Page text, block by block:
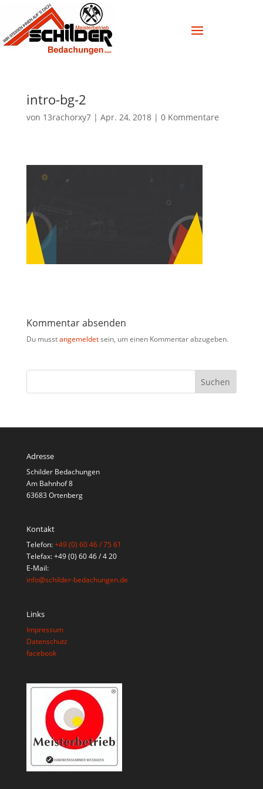
intro-bg-2
von 13rachorxy7| Apr. 24, 2018| 0 Kommentare
Kommentar absenden
Du musstangemeldetsein, um einen Kommentar abzugeben.
Adresse
Schilder Bedachungen
Am Bahnhof 8
63683 Ortenberg
Kontakt
Telefon:+49 (0) 60 46 / 75 61
Telefax: +49 (0) 60 46 / 4 20
E-Mail:
info@schilder-bedachungen.de
Links
Impressum
Datenschutz
facebook